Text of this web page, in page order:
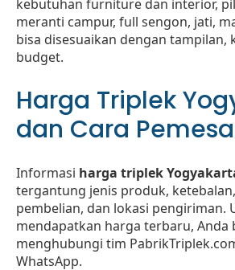
kebutuhan furniture dan interior,
meranti campur, full sengon, jati,
bisa disesuaikan dengan tampilan,
budget.
Harga Triplek
dan Cara
Informasi harga triplek
tergantung jenis produk,
pembelian, dan lokasi pengiriman.
mendapatkan harga terbaru, Anda
menghubungi tim
WhatsApp.